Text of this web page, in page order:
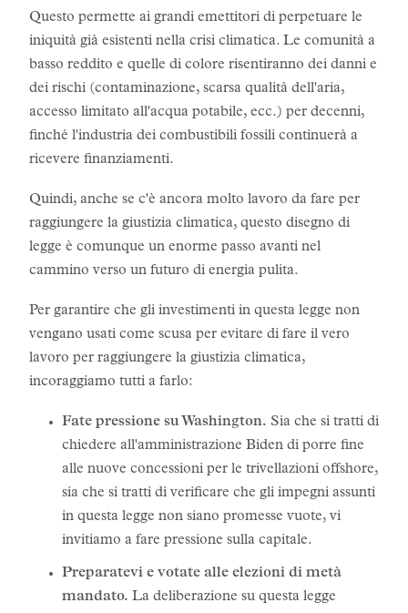
Questo permette ai grandi emettitori di perpetuare le
iniquità già esistenti nella crisi climatica. Le comunità a
basso reddito e quelle di colore risentiranno dei danni e
dei rischi (contaminazione, scarsa qualità dell'aria,
accesso limitato all'acqua potabile, ecc.) per decenni,
finché l'industria dei combustibili fossili continuerà a
ricevere finanziamenti.
Quindi, anche se c'è ancora molto lavoro da fare per
raggiungere la giustizia climatica, questo disegno di
legge è comunque un enorme passo avanti nel
cammino verso un futuro di energia pulita.
Per garantire che gli investimenti in questa legge non
vengano usati come scusa per evitare di fare il vero
lavoro per raggiungere la giustizia climatica,
incoraggiamo tutti a farlo:
Fate pressione su Washington. Sia che si tratti di
chiedere all'amministrazione Biden di porre fine
alle nuove concessioni per le trivellazioni offshore,
sia che si tratti di verificare che gli impegni assunti
in questa legge non siano promesse vuote, vi
invitiamo a fare pressione sulla capitale.
Preparatevi e votate alle elezioni di metà
mandato. La deliberazione su questa legge